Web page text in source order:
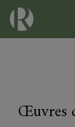
Œuvres